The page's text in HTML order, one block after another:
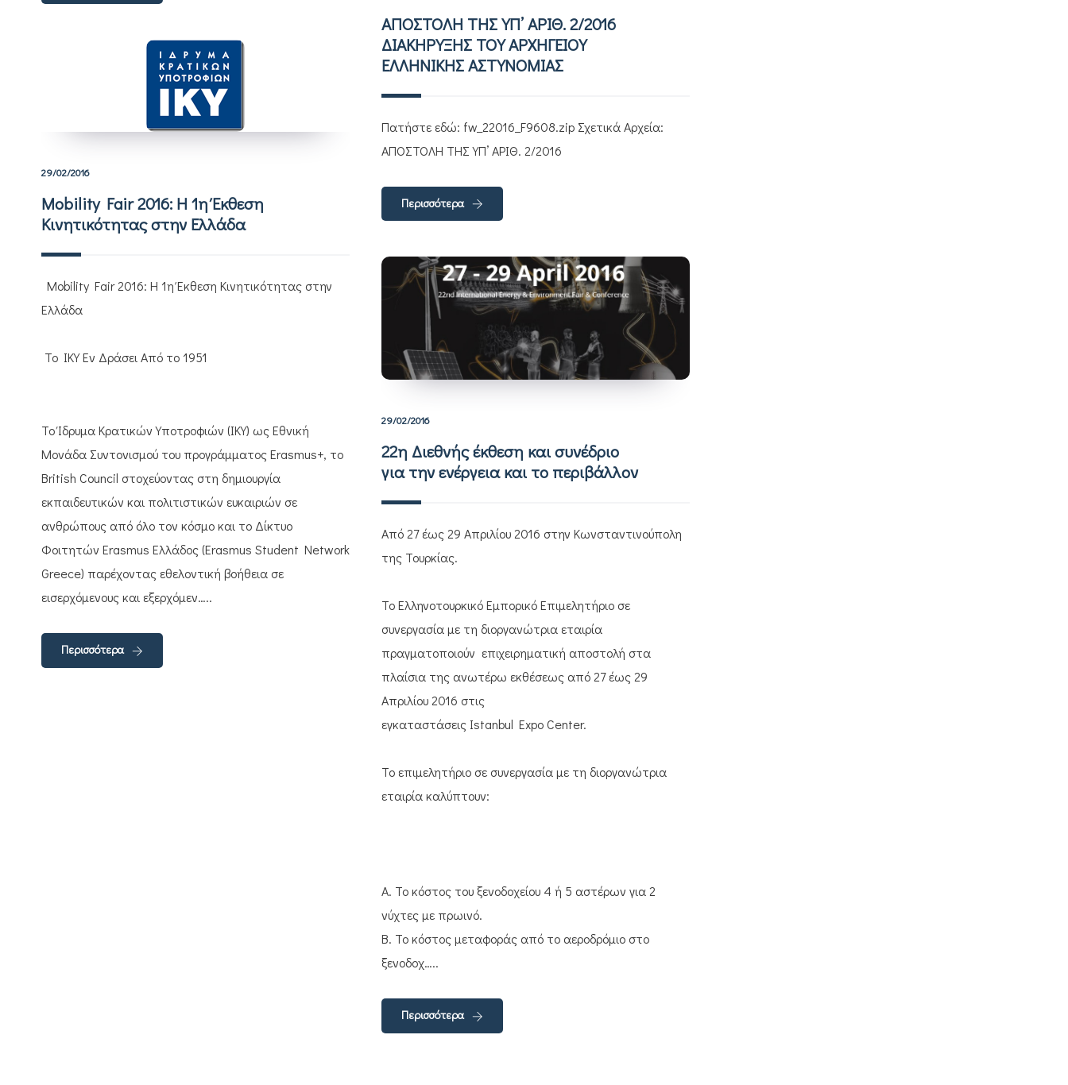
ΑΠΟΣΤΟΛΗ ΤΗΣ ΥΠ’ ΑΡΙΘ. 2/2016
ΔΙΑΚΗΡΥΞΗΣ ΤΟΥ ΑΡΧΗΓΕΙΟΥ
ΕΛΛΗΝΙΚΗΣ ΑΣΤΥΝΟΜΙΑΣ
Πατήστε εδώ: fw_22016_F9608.zip Σχετικά Αρχεία:
ΑΠΟΣΤΟΛΗ ΤΗΣ ΥΠ’ ΑΡΙΘ. 2/2016
Περισσότερα
29/02/2016
Mobility Fair 2016: Η 1η Έκθεση
Κινητικότητας στην Ελλάδα
Mobility Fair 2016: Η 1η Έκθεση Κινητικότητας στην
Ελλάδα
To IKY Εν Δράσει Από το 1951
Το Ίδρυμα Κρατικών Υποτροφιών (ΙΚΥ) ως Εθνική
Μονάδα Συντονισμού του προγράμματος Erasmus+, το
British Council στοχεύοντας στη δημιουργία
εκπαιδευτικών και πολιτιστικών ευκαιριών σε
ανθρώπους από όλο τον κόσμο και το Δίκτυο
Φοιτητών Erasmus Ελλάδος (Erasmus Student Network
Greece) παρέχοντας εθελοντική βοήθεια σε
εισερχόμενους και εξερχόμεν…..
Περισσότερα
29/02/2016
22η Διεθνής έκθεση και συνέδριο
για την ενέργεια και το περιβάλλον
Από 27 έως 29 Απριλίου 2016 στην Κωνσταντινούπολη
της Τουρκίας.
Το Ελληνοτουρκικό Εμπορικό Επιμελητήριο σε
συνεργασία με τη διοργανώτρια εταιρία
πραγματοποιούν επιχειρηματική αποστολή στα
πλαίσια της ανωτέρω εκθέσεως από 27 έως 29
Απριλίου 2016 στις
εγκαταστάσεις Istanbul Expo Center.
Το επιμελητήριο σε συνεργασία με τη διοργανώτρια
εταιρία καλύπτουν:
Α. Το κόστος του ξενοδοχείου 4 ή 5 αστέρων για 2
νύχτες με πρωινό.
Β. Το κόστος μεταφοράς από το αεροδρόμιο στο
ξενοδοχ…..
Περισσότερα